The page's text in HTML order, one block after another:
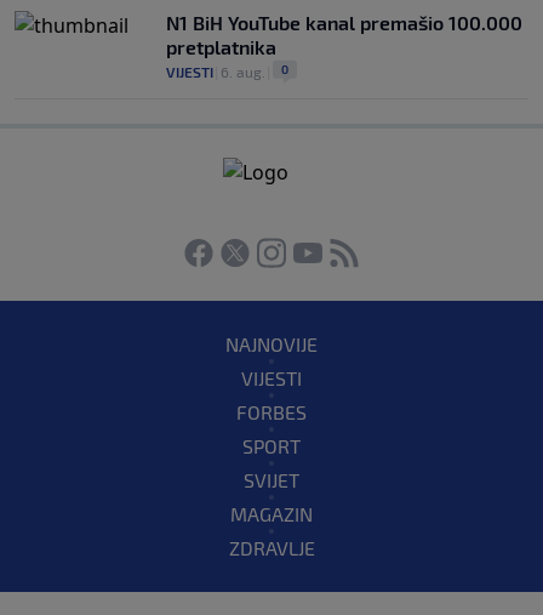
N1 BiH YouTube kanal premašio 100.000
pretplatnika
VIJESTI 6. aug. 0
NAJNOVIJE
VIJESTI
FORBES
SPORT
SVIJET
MAGAZIN
ZDRAVLJE